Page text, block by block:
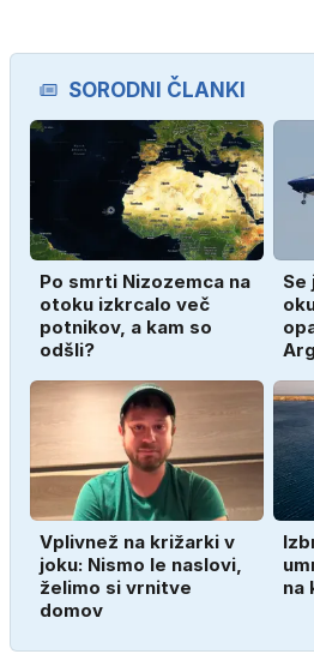
SORODNI ČLANKI
Po smrti Nizozemca na
otoku izkrcalo več
potnikov, a kam so
odšli?
Se
Vplivnež na križarki v
joku: Nismo le naslovi,
želimo si vrnitve
domov
na